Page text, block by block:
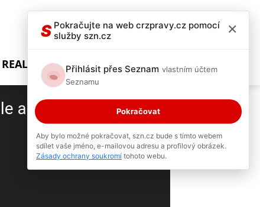
REALITY SHOW
a slisoval auto,
2 / 2
S Pokračujte na web crzpravy.cz pomocí
služby szn.cz
×
Přihlásit přes Seznam vlastním účtem
Seznamu
Pokračovat
Aby bylo možné pokračovat, szn.cz bude s tímto webem
sdílet vaše jméno, e-mailovou adresu a profilový obrázek.
Zásady ochrany soukromí tohoto webu.